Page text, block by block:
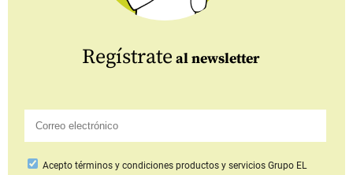
Regístrate al newsletter
Aceptotérminos y condiciones productos y serviciosGrupo EL